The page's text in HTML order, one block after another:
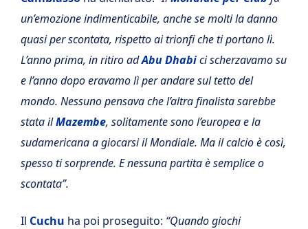
un’emozione indimenticabile, anche se molti la danno
quasi per scontata, rispetto ai trionfi che ti portano lì.
L’anno prima, in ritiro adAbu Dhabici scherzavamo su
e l’anno dopo eravamo lì per andare sul tetto del
mondo. Nessuno pensava che l’altra finalista sarebbe
stata ilMazembe, solitamente sono l’europea e la
sudamericana a giocarsi il Mondiale. Ma il calcio è così,
spesso ti sorprende. E nessuna partita è semplice o
scontata”.
Il Cuchu ha poi proseguito: “Quando giochi